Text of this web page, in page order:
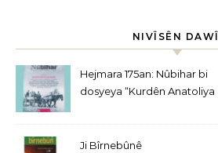
NIVÎSÊN DAWÎ
Hejmara 175an: Nûbihar bi
dosyeya “Kurdên Anatoliya
Ji Bîrnebûnê